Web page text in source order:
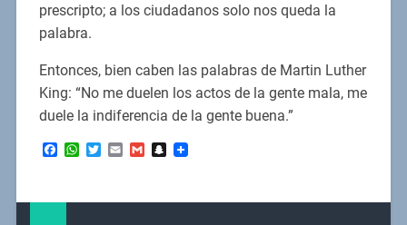
prescripto; a los ciudadanos solo nos queda la
palabra.
Entonces, bien caben las palabras de Martin Luther
King: “No me duelen los actos de la gente mala, me
duele la indiferencia de la gente buena.”
Facebook
WhatsApp
Twitter
EmailGmailSnapchat